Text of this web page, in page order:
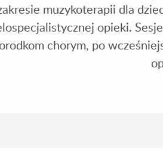
muzykoterapii dla
opieki.
chorym, po